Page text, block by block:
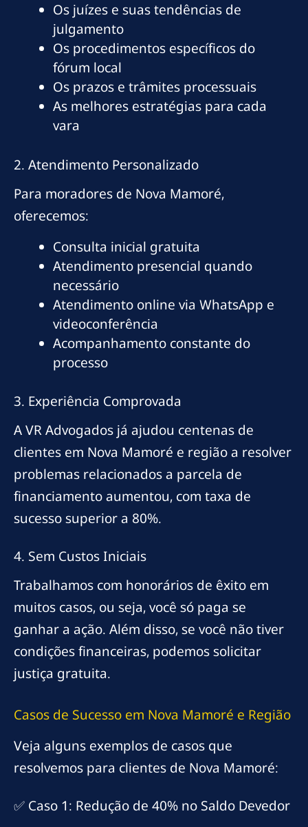
Os juízes e suas tendências de
julgamento
Os procedimentos específicos do
fórum local
Os prazos e trâmites processuais
As melhores estratégias para cada
vara
2. Atendimento Personalizado
Para moradores de Nova Mamoré,
oferecemos:
Consulta inicial gratuita
Atendimento presencial quando
necessário
Atendimento online via WhatsApp e
videoconferência
Acompanhamento constante do
processo
3. Experiência Comprovada
A VR Advogados já ajudou centenas de
clientes em Nova Mamoré e região a resolver
problemas relacionados a parcela de
financiamento aumentou, com taxa de
sucesso superior a 80%.
4. Sem Custos Iniciais
Trabalhamos com honorários de êxito em
muitos casos, ou seja, você só paga se
ganhar a ação. Além disso, se você não tiver
condições financeiras, podemos solicitar
justiça gratuita.
Casos de Sucesso em Nova Mamoré e Região
Veja alguns exemplos de casos que
resolvemos para clientes de Nova Mamoré:
✅ Caso 1: Redução de 40% no Saldo Devedor